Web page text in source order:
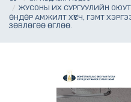
ЖУСОНЫ ИХ СУРГУУЛИЙН
ӨНДӨР АМЖИЛТ ХҮСЧ, ГЭМТ
ЗӨВЛӨГӨӨ ӨГЛӨӨ.